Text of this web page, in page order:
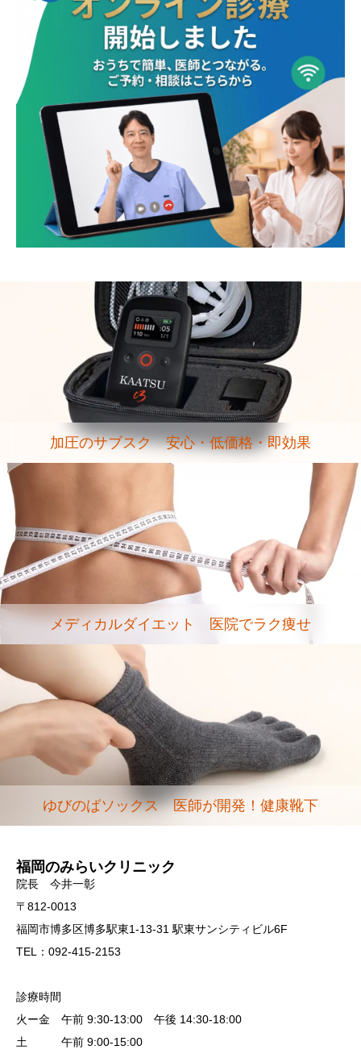
加圧のサブスク 安心・低価格・即効果
メディカルダイエット 医院でラク痩せ
ゆびのばソックス 医師が開発！健康靴下
福岡のみらいクリニック
院長 今井一彰
〒812-0013
福岡市博多区博多駅東1-13-31 駅東サンシティビル6F
TEL：092-415-2153
診療時間
火ー金 午前 9:30-13:00 午後 14:30-18:00
土 午前 9:00-15:00